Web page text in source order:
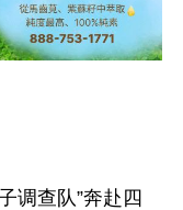
调查队”奔赴四